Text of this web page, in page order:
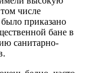
числе
приказано
бане в
санитарно-